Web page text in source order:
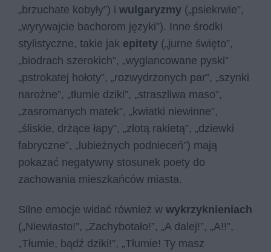
„brzuchate kobyły”) i wulgaryzmy („psiekrwie”,
„wyrywajcie bachorom języki”). Inne środki
stylistyczne, takie jak epitety („jurne święto”,
„biodrach szerokich”, „wyglancowane pyski”
„pstrokatej hołoty”, „rozwydrzonych par”, „szynki
narożne”, „tłumie dziki”, „straszliwa maso”,
„zasromanych matek”, „kwiatki niewinne”,
„śliskie, drżące łapy”, „złotą rakietą”, „dziewki
fabryczne”, „lubieżnych podnieceń”) mają
pokazać negatywny stosunek poety do
zachowania mieszkańców miasta.
Silne emocje widać również w wykrzyknieniach
(„Niewiasto!”, „Zachybotało!”, „A dalej!”, „A!!”,
„Tłumie, bądź dziki!”, „Tłumie! Ty masz